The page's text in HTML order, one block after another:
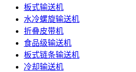
板式输送机
水冷螺旋输送机
折叠皮带机
食品级输送机
板式链条输送机
冷却输送机